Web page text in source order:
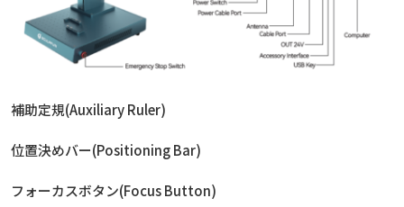
補助定規(Auxiliary Ruler)
位置決めバー(Positioning Bar)
フォーカスボタン(Focus Button)